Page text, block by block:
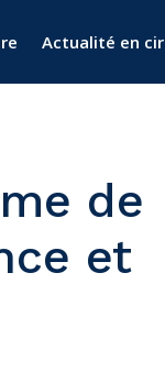
Actualité en
de
et